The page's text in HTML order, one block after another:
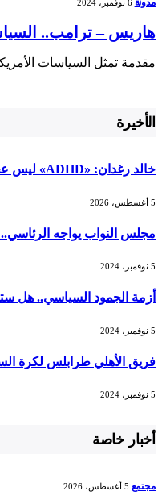
مدونة 6 نوفمبر، 2024
هاريس – ترامب..
مقدمة تمثل السياسات
الأخيرة
خالد رغدان: «ADHD» ليس عجزا بل عقل يعمل بذكاء وإيقاع مختلف
5 أغسطس، 2026
مجلس النواب يواجه الرئاسي..
5 نوفمبر، 2024
أزمة الجمود السياسي.. هل
5 نوفمبر، 2024
فريق الأهلي طرابلس لكرة
5 نوفمبر، 2024
أخبار خاصة
مجتمع 5 أغسطس، 2026